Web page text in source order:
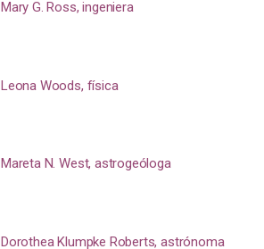
Mary G. Ross, ingeniera
Leona Woods, física
Mareta N. West, astrogeóloga
Dorothea Klumpke Roberts, astrónoma